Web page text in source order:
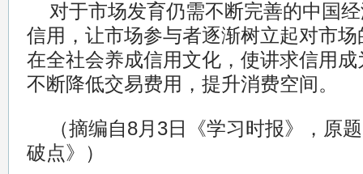
对于市场发育仍需不断完善的中国
信用，让市场参与者逐渐树立起对市
在全社会养成信用文化，使讲求信用
不断降低交易费用，提升消费空间。
（摘编自8月3日《学习时报》，原
破点》）